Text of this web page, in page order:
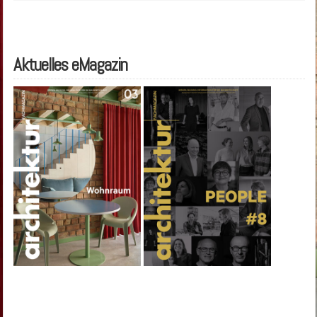
Aktuelles eMagazin